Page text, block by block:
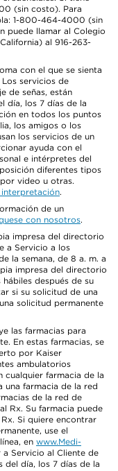
(sin costo). Para
1-800-464-4000 (sin
puede llamar al Colegio
al 916-263-
con el que se sienta
servicios de
de señas, están
día, los 7 días de la
en todos los puntos
los amigos o los
los servicios de un
ayuda con el
e intérpretes del
diferentes tipos
video u otras.
.
de un
con nosotros.
impresa del directorio
a Servicio a los
la semana, de 8 a. m. a
impresa del directorio
después de su
si su solicitud de una
solicitud permanente
las farmacias para
En estas farmacias, se
por Kaiser
ambulatorios
cualquier farmacia de la
una farmacia de la red
de la red de
Rx. Su farmacia puede
Si quiere encontrar
use el
en www.Medi-
a Servicio al Cliente de
del día, los 7 días de la